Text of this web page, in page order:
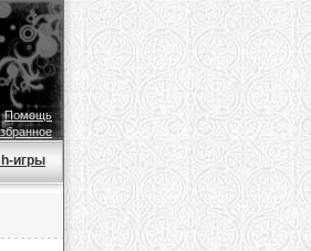
Помощь
игры